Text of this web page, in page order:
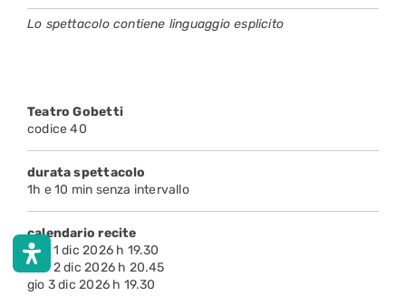
Lo spettacolo contiene linguaggio esplicito
Teatro Gobetti
codice 40
durata spettacolo
1h e 10 min senza intervallo
calendario recite
mar 1 dic 2026 h 19.30
mer 2 dic 2026 h 20.45
gio 3 dic 2026 h 19.30